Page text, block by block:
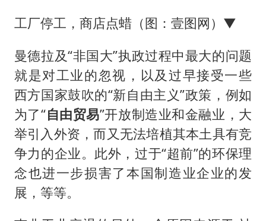
工厂停工，商店点蜡（图：壹图网）▼
曼德拉及“非国大”执政过程中最大的问题
就是对工业的忽视，以及过早接受一些
西方国家鼓吹的“新自由主义”政策，例如
为了“自由贸易”开放制造业和金融业，大
举引入外资，而又无法培植其本土具有竞
争力的企业。此外，过于“超前”的环保理
念也进一步损害了本国制造业企业的发
展，等等。